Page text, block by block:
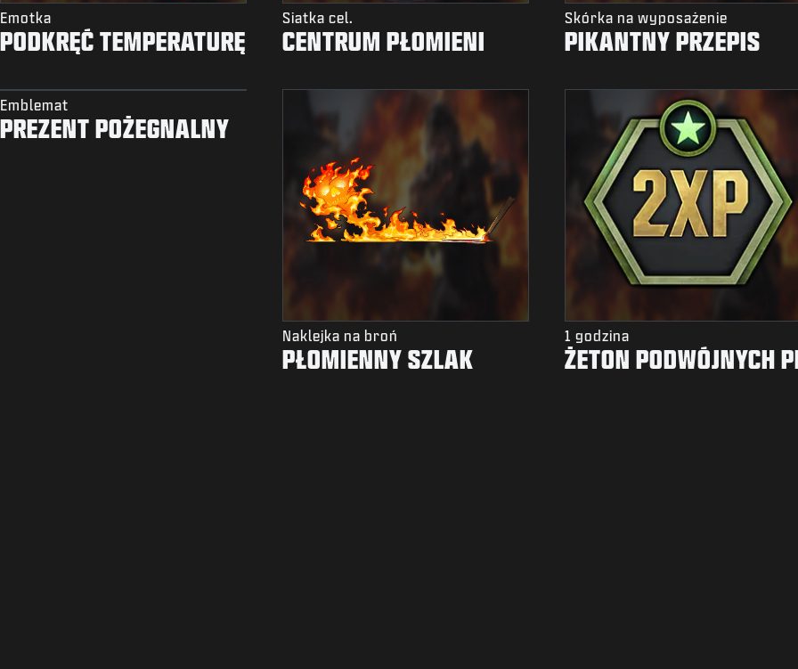
Emotka
PODKRĘĆ TEMPERATURĘ
Siatka cel.
CENTRUM PŁOMIENI
Skórka na wyposażenie
PIKANTNY PRZEPIS
Emblemat
PREZENT POŻEGNALNY
Naklejka na broń
PŁOMIENNY SZLAK
1 godzina
ŻETON PODWÓJNYCH